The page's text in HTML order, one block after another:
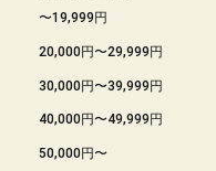
〜19,999円
20,000円〜29,999円
30,000円〜39,999円
40,000円〜49,999円
50,000円〜